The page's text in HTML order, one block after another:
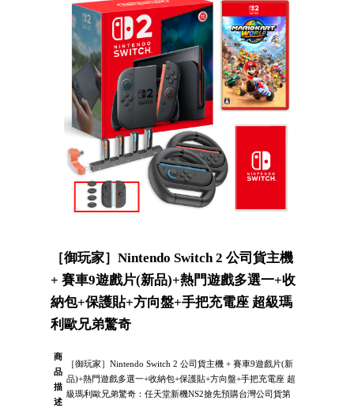
［御玩家］Nintendo Switch 2 公司貨主機
+ 賽車9遊戲片(新品)+熱門遊戲多選一+收
納包+保護貼+方向盤+手把充電座 超級瑪
利歐兄弟驚奇
商
品
描
述
［御玩家］Nintendo Switch 2 公司貨主機 + 賽車9遊戲片(新
品)+熱門遊戲多選一+收納包+保護貼+方向盤+手把充電座 超
級瑪利歐兄弟驚奇：任天堂新機NS2搶先預購台灣公司貨第